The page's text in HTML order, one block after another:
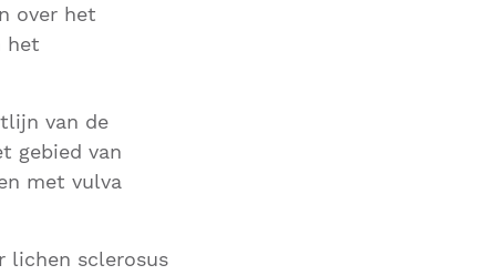
over het
het
van de
gebied van
met vulva
lichen sclerosus